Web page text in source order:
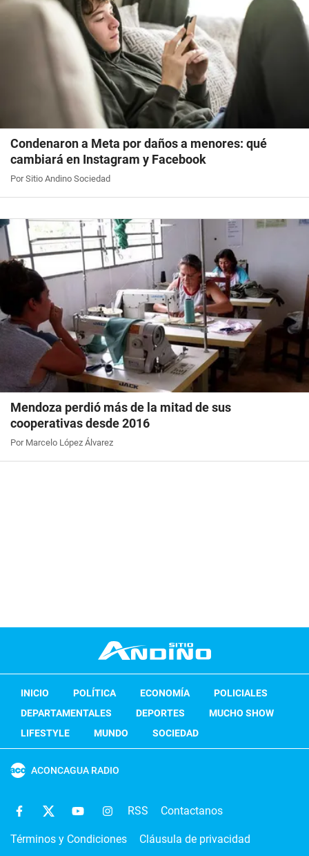
Condenaron a Meta por daños a menores: qué
cambiará en Instagram y Facebook
Por Sitio Andino Sociedad
Mendoza perdió más de la mitad de sus
cooperativas desde 2016
Por Marcelo López Álvarez
INICIO POLÍTICA ECONOMÍA
POLICIALES
DEPARTAMENTALES
DEPORTES
MUCHO SHOW
LIFESTYLE
MUNDO SOCIEDAD
ACONCAGUA RADIO
RSS Contactanos
Términos y Condiciones Cláusula de privacidad